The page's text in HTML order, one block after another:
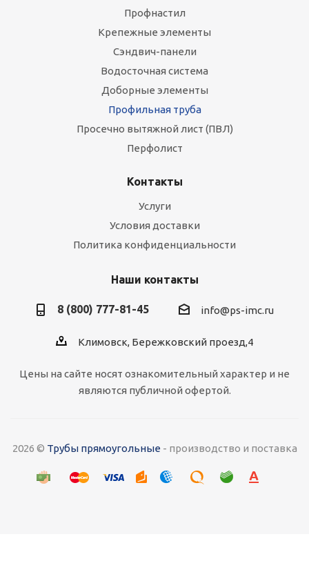
Профнастил
Крепежные элементы
Сэндвич-панели
Водосточная система
Доборные элементы
Профильная труба
Просечно вытяжной лист (ПВЛ)
Перфолист
Контакты
Услуги
Условия доставки
Политика конфиденциальности
Наши контакты
8 (800) 777-81-45 info@ps-imc.ru
Климовск, Бережковский проезд,4
Цены на сайте носят ознакомительный характер и не
являются публичной офертой.
2026 © Трубы прямоугольные - производство и поставка